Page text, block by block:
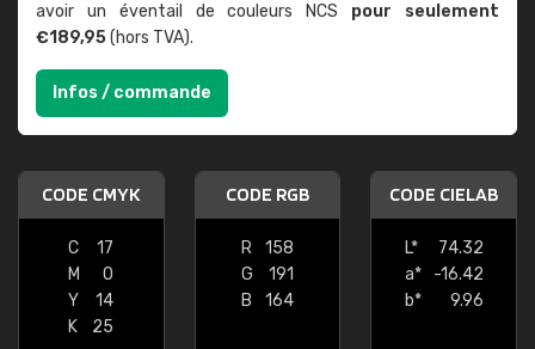
avoir un éventail de couleurs NCS pour seulement
€189,95(hors TVA).
Infos / commande
CODE CMYK
C
17
M
0
Y
14
K
25
CODE RGB
R
158
G
191
B
164
CODE CIELAB
L*
74.32
a*
-16.42
b*
9.96